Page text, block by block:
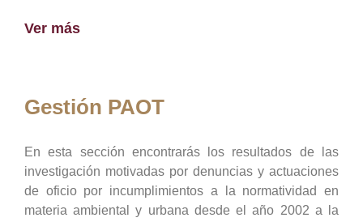
Ver más
Gestión PAOT
En esta sección encontrarás los resultados de las
investigación motivadas por denuncias y actuaciones
de oficio por incumplimientos a la normatividad en
materia ambiental y urbana desde el año 2002 a la